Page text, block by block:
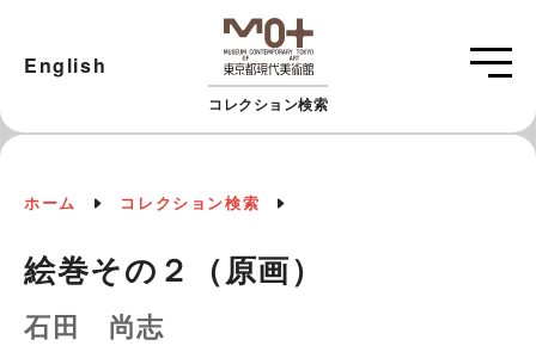
コレクション検索
English
ホーム コレクション検索
絵巻その２（原画）
石田 尚志